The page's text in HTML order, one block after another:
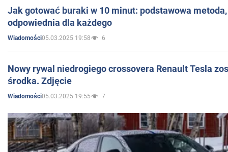
Jak gotować buraki w 10 minut: podstawowa
odpowiednia dla każdego
Wiadomości05.03.2025 19:58 6
Nowy rywal niedrogiego crossovera Renault Tesla
środka. Zdjęcie
Wiadomości05.03.2025 19:55 7